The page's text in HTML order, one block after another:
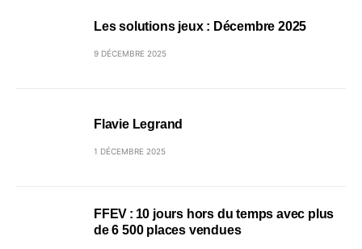
Les solutions jeux : Décembre 2025
9 DÉCEMBRE 2025
Flavie Legrand
1 DÉCEMBRE 2025
FFEV : 10 jours hors du temps avec plus
de 6 500 places vendues